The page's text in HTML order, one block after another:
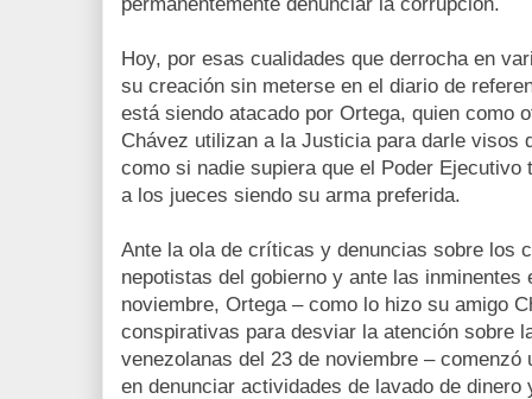
Hoy, por esas cualidades que derrocha en
su creación sin meterse en el diario de
está siendo atacado por Ortega, quien como
Chávez utilizan a la Justicia para darle visos
como si nadie supiera que el Poder Ejecutivo
a los jueces siendo su arma preferida.
Ante la ola de críticas y denuncias sobre los
nepotistas del gobierno y ante las
noviembre, Ortega – como lo hizo su amigo
conspirativas para desviar la atención sobre
venezolanas del 23 de noviembre –
en denunciar actividades de lavado de